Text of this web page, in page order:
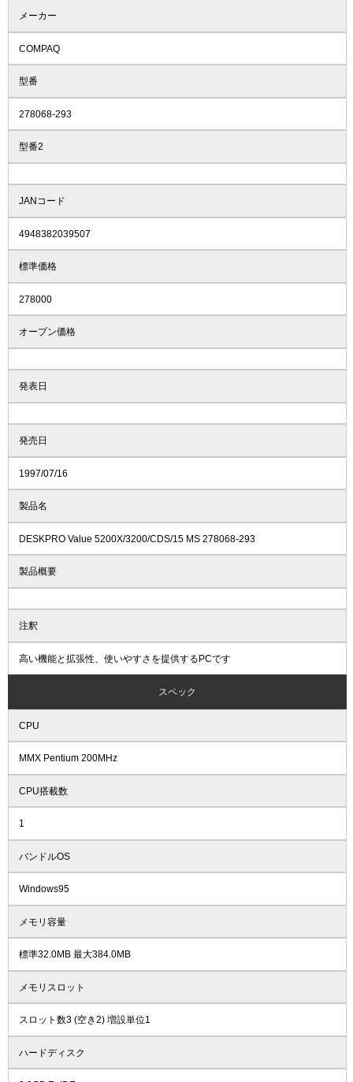
メーカー
COMPAQ
型番
278068-293
型番2
JANコード
4948382039507
標準価格
278000
オープン価格
発表日
発売日
1997/07/16
製品名
DESKPRO Value 5200X/3200/CDS/15 MS 278068-293
製品概要
注釈
高い機能と拡張性、使いやすさを提供するPCです
スペック
CPU
MMX Pentium 200MHz
CPU搭載数
1
バンドルOS
Windows95
メモリ容量
標準32.0MB 最大384.0MB
メモリスロット
スロット数3 (空き2) 増設単位1
ハードディスク